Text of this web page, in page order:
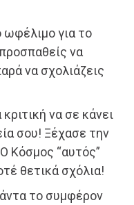
ωφέλιμο για το
να
να σχολιάζεις
να σε κάνει
σου! Ξέχασε την
Κόσμος “αυτός”
θετικά σχόλια!
το συμφέρον